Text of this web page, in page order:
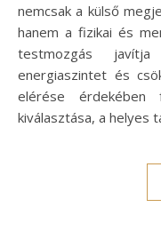
nemcsak a külső
hanem a fizikai és
testmozgás
energiaszintet és
elérése érdekében
kiválasztása, a helyes